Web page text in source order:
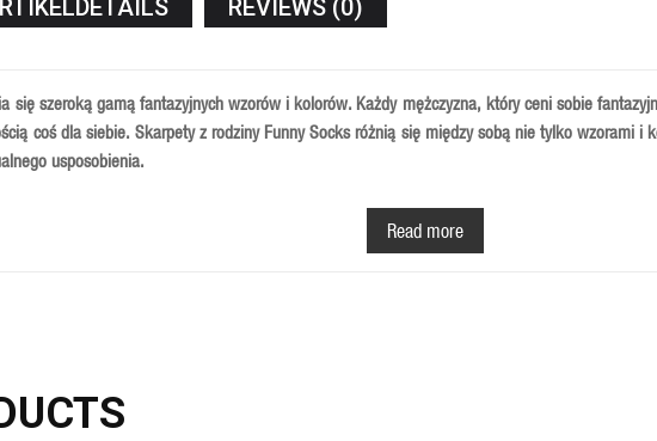
REVIEWS (0)
się szeroką gamą fantazyjnych wzorów i kolorów. Każdy mężczyzna, który ceni sobie
coś dla siebie. Skarpety z rodziny Funny Socks różnią się między sobą nie tylko wzorami
usposobienia.
klasy bawełny (80%), a także lycry (15%) i elastanu (5%).Zapewnia dużą swobodę
właściwą cyrkulację powietrza i pozwala na zmniejszenie potliwości stóp.
Read more